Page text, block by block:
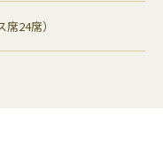
24席）